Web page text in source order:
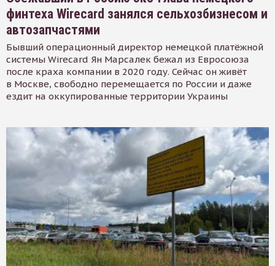
финтеха Wirecard занялся сельхозбизнесом и
автозапчастями
Бывший операционный директор немецкой платёжной
системы Wirecard Ян Марсалек бежал из Евросоюза
после краха компании в 2020 году. Сейчас он живёт
в Москве, свободно перемещается по России и даже
ездит на оккупированные территории Украины